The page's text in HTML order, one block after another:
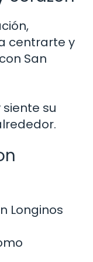
centrarte y
San
su
Longinos